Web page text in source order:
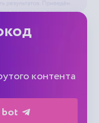
контента
bot